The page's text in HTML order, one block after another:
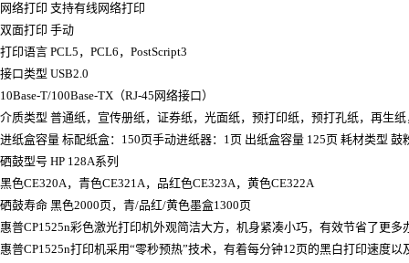
网络打印 支持有线网络打印
双面打印 手动
打印语言 PCL5，PCL6，PostScript3
接口类型 USB2.0
10Base-T/100Base-TX（RJ-45网络接口）
介质类型 普通纸，宣传册纸，证券纸，光面纸，预打印纸，预打孔纸，再生
进纸盒容量 标配纸盒：150页手动进纸器：1页 出纸盒容量 125页 耗材类型 鼓
硒鼓型号 HP 128A系列
黑色CE320A，青色CE321A，品红色CE323A，黄色CE322A
硒鼓寿命 黑色2000页，青/品红/黄色墨盒1300页
惠普CP1525n彩色激光打印机外观简洁大方，机身紧凑小巧，有效节省了更多
惠普CP1525n打印机采用“零秒预热”技术，有着每分钟12页的黑白打印速度